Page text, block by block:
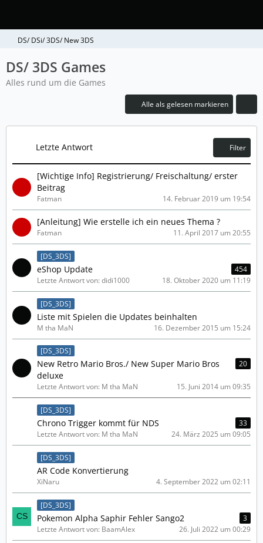
DS/ DSi/ 3DS/ New 3DS
DS/ 3DS Games
Alles rund um die Games
Alle als gelesen markieren
Letzte Antwort Filter
[Wichtige Info] Registrierung/ Freischaltung/ erster
Beitrag
Fatman 14. Februar 2019 um 19:54
[Anleitung] Wie erstelle ich ein neues Thema ?
Fatman 11. April 2017 um 20:55
[DS_3DS]
eShop Update
454
Letzte Antwort von: didi1000
18. Oktober 2020 um 11:19
[DS_3DS]
Liste mit Spielen die Updates beinhalten
M tha MaN 16. Dezember 2015 um 15:24
[DS_3DS]
New Retro Mario Bros./ New Super Mario Bros
deluxe
20
Letzte Antwort von: M tha MaN 15. Juni 2014 um 09:35
[DS_3DS]
Chrono Trigger kommt für NDS
33
Letzte Antwort von: M tha MaN
24. März 2025 um 09:05
[DS_3DS]
AR Code Konvertierung
XiNaru 4. September 2022 um 02:11
[DS_3DS]
Pokemon Alpha Saphir Fehler Sango2
3
Letzte Antwort von: BaamAlex
26. Juli 2022 um 00:29